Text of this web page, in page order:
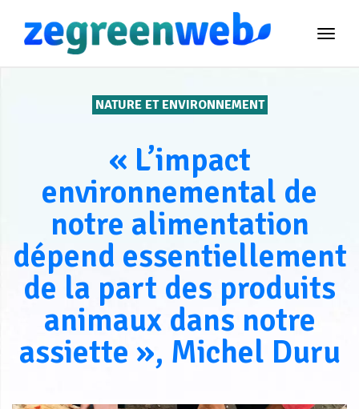
NATURE ET ENVIRONNEMENT
« L’impact
environnemental de
notre alimentation
dépend essentiellement
de la part des produits
animaux dans notre
assiette », Michel Duru